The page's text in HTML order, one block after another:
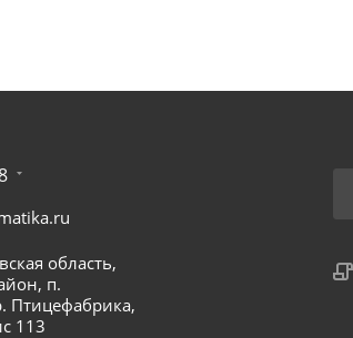
область,
п.
Птицефабрика,
113